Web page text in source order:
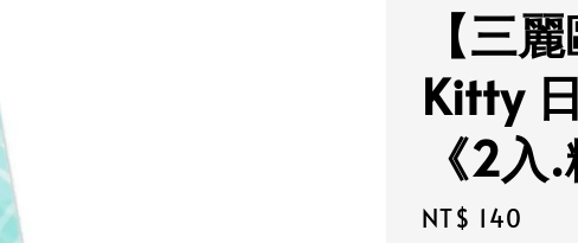
【三
Kitty
《2
Regular
NT$ 140